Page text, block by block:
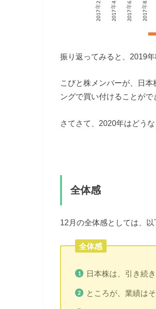
振り返ってみると、2019年
こびと株メンバーが、日
ングで買い付けることがで
さてさて、2020年はどう
全体感
12月の全体感としては、以
全体感
日本株は、引き続
ところが、業績は